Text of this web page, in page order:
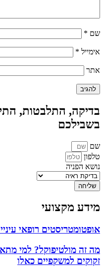
שם *
אימייל *
אתר
בדיקה, התלבטות,
בשבילכם
שם
טלפון
נושא הפניה
שליחה
מידע מקצועי
אופטומטריסטים רופאי
מה זה מולטיפוקל? למי
זקוקים למשקפיים כאלו